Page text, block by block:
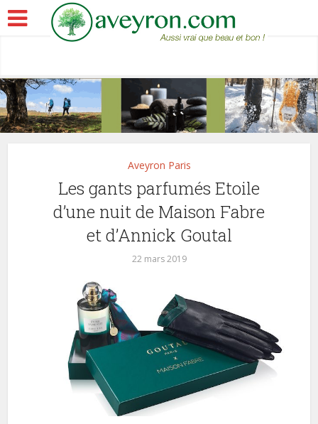
Aveyron Paris
Les gants parfumés Etoile
d’une nuit de Maison Fabre
et d’Annick Goutal
22 mars 2019